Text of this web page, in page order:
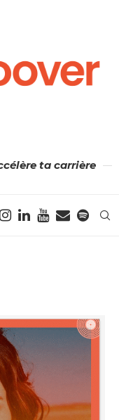
ta carrière